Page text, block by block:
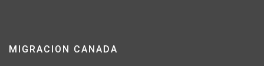
MIGRACION CANADA